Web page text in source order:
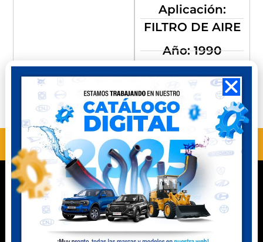
Aplicación:
FILTRO DE AIRE
Año: 1990
Perú
Compra
Ecuador
ANTERIOR
MH10306
SIGUIENTE
MH10401
Contacto
Celular Perú
(+51) 941 541 444